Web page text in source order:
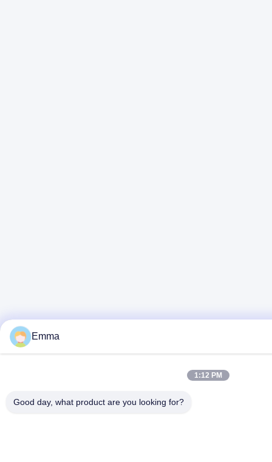
Emma
1:12 PM
Good day, what product are you looking for?